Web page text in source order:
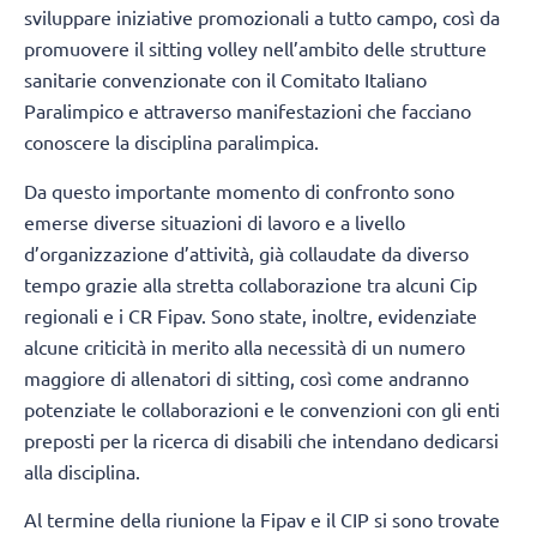
sviluppare iniziative promozionali a tutto campo, così da
promuovere il sitting volley nell’ambito delle strutture
sanitarie convenzionate con il Comitato Italiano
Paralimpico e attraverso manifestazioni che facciano
conoscere la disciplina paralimpica.
Da questo importante momento di confronto sono
emerse diverse situazioni di lavoro e a livello
d’organizzazione d’attività, già collaudate da diverso
tempo grazie alla stretta collaborazione tra alcuni Cip
regionali e i CR Fipav. Sono state, inoltre, evidenziate
alcune criticità in merito alla necessità di un numero
maggiore di allenatori di sitting, così come andranno
potenziate le collaborazioni e le convenzioni con gli enti
preposti per la ricerca di disabili che intendano dedicarsi
alla disciplina.
Al termine della riunione la Fipav e il CIP si sono trovate